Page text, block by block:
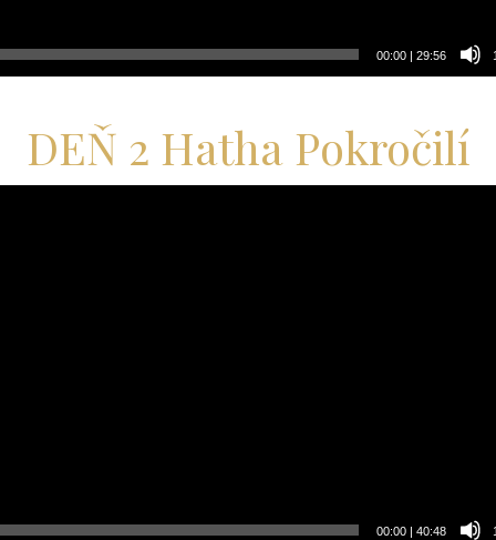
00:00 29:56
DEŇ 2 Hatha Pokročilí
00:00 40:48